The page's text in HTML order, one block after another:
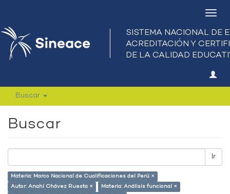
Buscar
Buscar
Ir
Materia: Marco Nacional de Cualificaciones del Perú ×
Autor: Anahí Chávez Ruesta ×
Materia: Análisis funcional ×